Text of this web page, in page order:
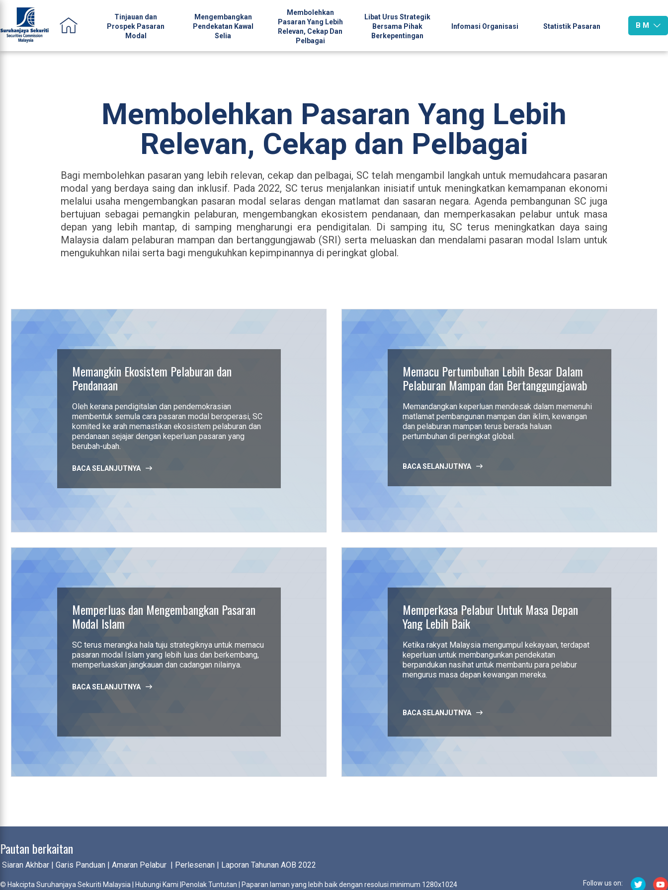
Tinjauan dan
Prospek Pasaran
Modal
Mengembangkan
Pendekatan Kawal
Selia
Membolehkan
Pasaran Yang Lebih
Relevan, Cekap Dan
Pelbagai
Libat Urus Strategik
Bersama Pihak
Berkepentingan
Infomasi Organisasi Statistik Pasaran B M
Membolehkan Pasaran Yang Lebih
Relevan, Cekap dan Pelbagai
Bagi membolehkan pasaran yang lebih relevan, cekap dan pelbagai, SC telah mengambil langkah untuk memudahcara pasaran
modal yang berdaya saing dan inklusif. Pada 2022, SC terus menjalankan inisiatif untuk meningkatkan kemampanan ekonomi
melalui usaha mengembangkan pasaran modal selaras dengan matlamat dan sasaran negara. Agenda pembangunan SC juga
bertujuan sebagai pemangkin pelaburan, mengembangkan ekosistem pendanaan, dan memperkasakan pelabur untuk masa
depan yang lebih mantap, di samping mengharungi era pendigitalan. Di samping itu, SC terus meningkatkan daya saing
Malaysia dalam pelaburan mampan dan bertanggungjawab (SRI) serta meluaskan dan mendalami pasaran modal Islam untuk
mengukuhkan nilai serta bagi mengukuhkan kepimpinannya di peringkat global.
Memangkin Ekosistem Pelaburan dan
Pendanaan
Oleh kerana pendigitalan dan pendemokrasian
membentuk semula cara pasaran modal beroperasi, SC
komited ke arah memastikan ekosistem pelaburan dan
pendanaan sejajar dengan keperluan pasaran yang
berubah-ubah.
BACA SELANJUTNYA
Memacu Pertumbuhan Lebih Besar Dalam
Pelaburan Mampan dan Bertanggungjawab
Memandangkan keperluan mendesak dalam memenuhi
matlamat pembangunan mampan dan iklim, kewangan
dan pelaburan mampan terus berada haluan
pertumbuhan di peringkat global.
BACA SELANJUTNYA
Memperluas dan Mengembangkan Pasaran
Modal Islam
SC terus merangka hala tuju strategiknya untuk memacu
pasaran modal Islam yang lebih luas dan berkembang,
memperluaskan jangkauan dan cadangan nilainya.
BACA SELANJUTNYA
Memperkasa Pelabur Untuk Masa Depan
Yang Lebih Baik
Ketika rakyat Malaysia mengumpul kekayaan, terdapat
keperluan untuk membangunkan pendekatan
berpandukan nasihat untuk membantu para pelabur
mengurus masa depan kewangan mereka.
BACA SELANJUTNYA
Pautan berkaitan
Siaran Akhbar | Garis Panduan | Amaran Pelabur | Perlesenan | Laporan Tahunan AOB 2022
© Hakcipta Suruhanjaya Sekuriti Malaysia | Hubungi Kami Penolak Tuntutan | Paparan laman yang lebih baik dengan resolusi minimum 1280x1024 Follow us on: